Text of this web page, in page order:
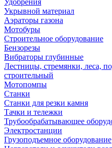
Удобрения
Укрывной материал
Аэраторы газона
Мотобуры
Строительное оборудование
Бензорезы
Вибраторы глубинные
Лестницы, стремянки, леса,
строительный
Мотопомпы
Станки
Станки для резки камня
Тачки и тележки
Трубообрабатывающее
Электростанции
Грузоподъемное оборудование